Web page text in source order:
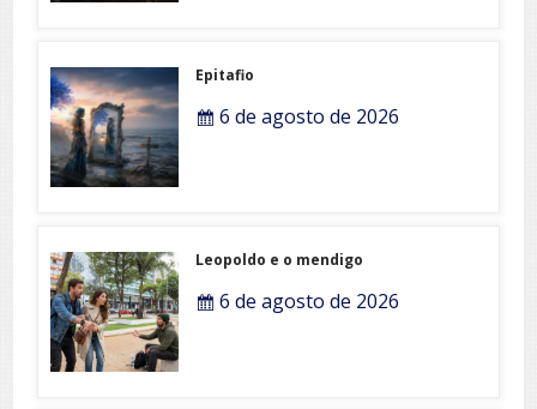
Epitafio
6 de agosto de 2026
Leopoldo e o mendigo
6 de agosto de 2026